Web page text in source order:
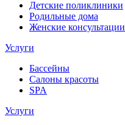
Детские поликлиники
Родильные дома
Женские консультации
Услуги
Бассейны
Салоны красоты
SPA
Услуги